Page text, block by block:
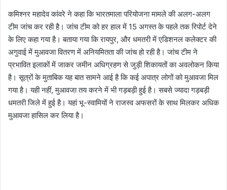
कमिश्नर महादेव कांवरे ने कहा कि भारतमाला परियोजना मामले की अलग-अलग
टीम जांच कर रही है। जांच टीम को हर हाल में 15 अगस्त के पहले तक रिपोर्ट देने
के लिए कहा गया है। बताया गया कि रायपुर, और धमतरी में एडिशनल कलेक्टर की
अगुवाई में मुआवजा वितरण में अनियमितता की जांच हो रही है। जांच टीम ने
प्रभावित इलाकों में जाकर जमीन अधिग्रहण से जुड़ी शिकायतों का अवलोकन किया
है। सूत्रों के मुताबिक यह बात सामने आई है कि कई अपात्र लोगों को मुआवजा मिल
गया है। यही नहीं, मुआवजा तय करने में भी गड़बड़ी हुई है। सबसे ज्यादा गड़बड़ी
धमतरी जिले में हुई है। यहां भू-स्वामियों ने राजस्व अफसरों के साथ मिलकर अधिक
मुआवजा हासिल कर लिया है।